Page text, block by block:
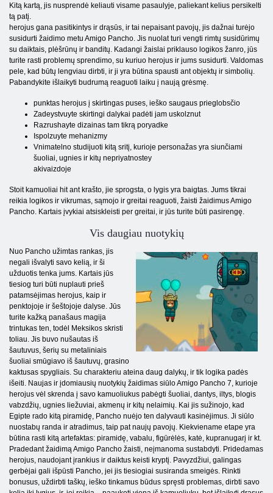
Kitą kartą, jis nusprendė keliauti visame pasaulyje, paliekant kelius persikelti
tą patį.
herojus gana pasitikintys ir drąsūs, ir tai nepaisant pavojų, jis dažnai turėjo
susidurti žaidimo metu Amigo Pancho. Jis nuolat turi vengti rimtų susidūrimų
su daiktais, plėšrūnų ir banditų. Kadangi žaislai priklauso logikos žanro, jūs
turite rasti problemų sprendimo, su kuriuo herojus ir jums susidurti. Valdomas
pele, kad būtų lengviau dirbti, ir ji yra būtina spausti ant objektų ir simbolių.
Pabandykite išlaikyti budrumą reaguoti laiku į naują grėsmę.
punktas herojus į skirtingas puses, ieško saugaus prieglobsčio
Zadeystvuyte skirtingi dalykai padėti jam uskolznut
Razrushayte dizainas tam tikrą poryadke
Ispolzuyte mehanizmy
Vnimatelno studijuoti kitą sritį, kurioje personažas yra siunčiami
šuoliai, ugnies ir kitų nepriyatnostey
akivaizdoje
Stoit kamuoliai hit ant krašto, jie sprogsta, o lygis yra baigtas. Jums tikrai
reikia logikos ir vikrumas, sąmojo ir greitai reaguoti, žaisti žaidimus Amigo
Pancho. Kartais įvykiai atsiskleisti per greitai, ir jūs turite būti pasirengę.
Vis daugiau nuotykių
Nuo Pancho užimtas rankas, jis
negali išvalyti savo kelią, ir ši
užduotis tenka jums. Kartais jūs
tiesiog turi būti nuplauti prieš
patamsėjimas herojus, kaip ir
penktojoje ir šeštojoje dalyse. Jūs
turite kažką panašaus magija
trintukas ten, todėl Meksikos skristi
toliau. Jis buvo nušautas iš
šautuvus, šerių su metaliniais
šuoliai smūgiavo iš šautuvų, grasino
kaktusas spygliais. Su charakteriu ateina daug dalykų, ir tik logika padės
išeiti. Naujas ir įdomiausių nuotykių žaidimas siūlo Amigo Pancho 7, kurioje
herojus vėl skrenda į savo kamuoliukus pabėgti šuoliai, dantys, iltys, blogis
vabzdžių, ugnies liežuviai, akmenų ir kitų nelaimių. Kai jis sužinojo, kad
Egipte rado kitą piramidę, Pancho nuėjo ten dalyvauti kasinėjimus. Ji siūlo
nuostabų randa ir atradimus, taip pat naujų pavojų. Kiekviename etape yra
būtina rasti kitą artefaktas: piramidę, vabalu, figūrėlės, katė, kupranugarį ir kt.
Pradedant žaidimą Amigo Pancho žaisti, neįmanoma sustabdyti. Pridedamas
herojus, naudojant įrankius ir daiktus keisti kryptį. Pavyzdžiui, galingas
gerbėjai gali išpūsti Pancho, jei jis tiesiogiai susiranda smeigės. Rinkti
bonusus, uždirbti taškų, ieško tinkamus būdus spręsti problemas, dirbti savo